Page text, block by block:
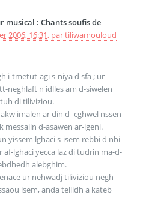
musical : Chants soufis de
2006, 16:31, partiliwamouloud
i-tmetut-agi s-niya d sfa ; ur-
neghlaft n idlles am d-siwelen
di tiliviziou.
imalen ar din d- cghwel nssen
messalin d-asawen ar-igeni.
yissem lghaci s-isem rebbi d nbi
af-lghaci yecca laz di tudrin ma-d-
alebghim.
ur nehwadj tiliviziou negh
isem, anda tellidh a kateb